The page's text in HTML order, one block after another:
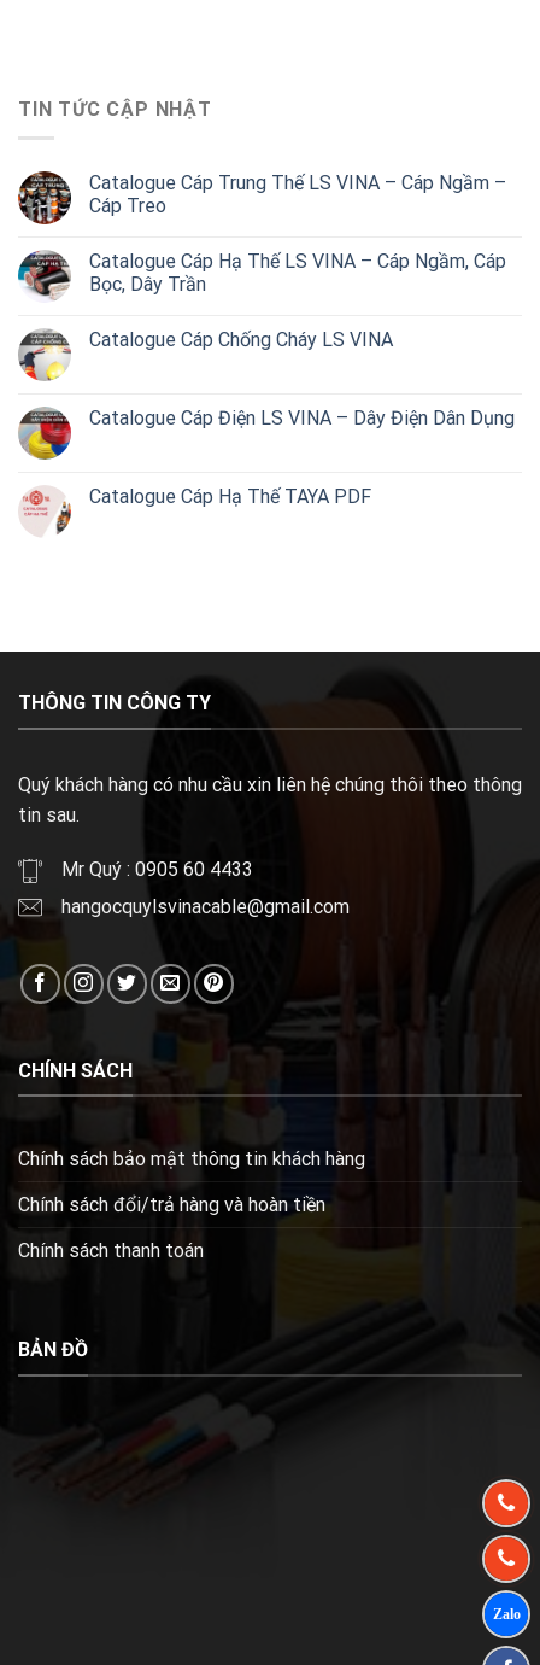
TIN TỨC CẬP NHẬT
Catalogue Cáp Trung Thế LS VINA – Cáp Ngầm –
Cáp Treo
Catalogue Cáp Hạ Thế LS VINA – Cáp Ngầm, Cáp
Bọc, Dây Trần
Catalogue Cáp Chống Cháy LS VINA
Catalogue Cáp Điện LS VINA – Dây Điện Dân Dụng
Catalogue Cáp Hạ Thế TAYA PDF
THÔNG TIN CÔNG TY
Quý khách hàng có nhu cầu xin liên hệ chúng thôi theo thông
tin sau.
Mr Quý : 0905 60 4433
hangocquylsvinacable@gmail.com
CHÍNH SÁCH
Chính sách bảo mật thông tin khách hàng
Chính sách đổi/trả hàng và hoàn tiền
Chính sách thanh toán
BẢN ĐỒ